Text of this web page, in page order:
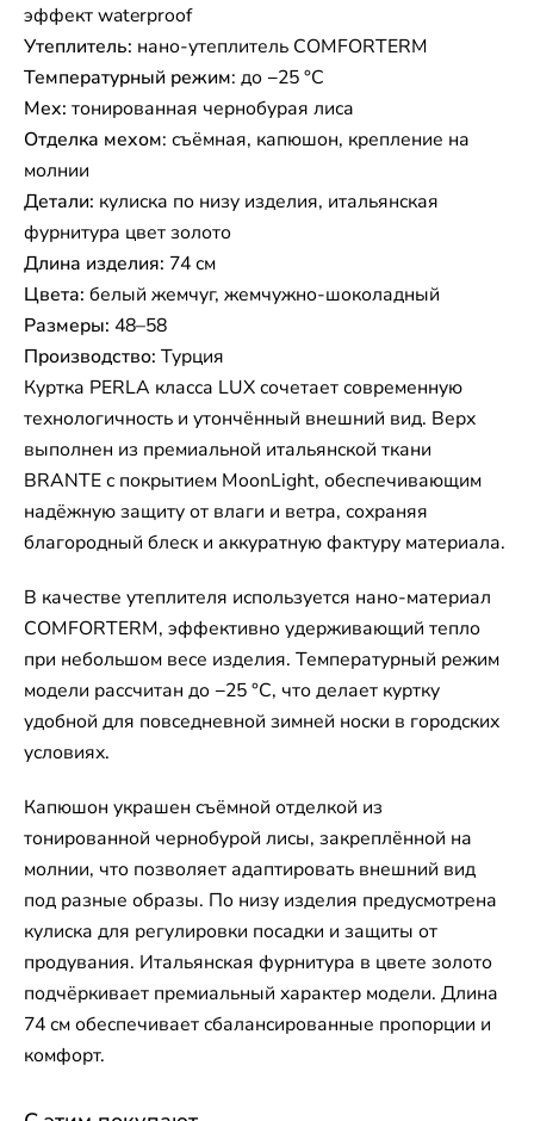
эффект waterproof
Утеплитель: нано-утеплитель COMFORTERM
Температурный режим: до −25 °C
Мех: тонированная чернобурая лиса
Отделка мехом: съёмная, капюшон, крепление на
молнии
Детали: кулиска по низу изделия, итальянская
фурнитура цвет золото
Длина изделия: 74 см
Цвета: белый жемчуг, жемчужно-шоколадный
Размеры: 48–58
Производство: Турция
Куртка PERLA класса LUX сочетает современную
технологичность и утончённый внешний вид. Верх
выполнен из премиальной итальянской ткани
BRANTE с покрытием MoonLight, обеспечивающим
надёжную защиту от влаги и ветра, сохраняя
благородный блеск и аккуратную фактуру материала.
В качестве утеплителя используется нано-материал
COMFORTERM, эффективно удерживающий тепло
при небольшом весе изделия. Температурный режим
модели рассчитан до −25 °C, что делает куртку
удобной для повседневной зимней носки в городских
условиях.
Капюшон украшен съёмной отделкой из
тонированной чернобурой лисы, закреплённой на
молнии, что позволяет адаптировать внешний вид
под разные образы. По низу изделия предусмотрена
кулиска для регулировки посадки и защиты от
продувания. Итальянская фурнитура в цвете золото
подчёркивает премиальный характер модели. Длина
74 см обеспечивает сбалансированные пропорции и
комфорт.